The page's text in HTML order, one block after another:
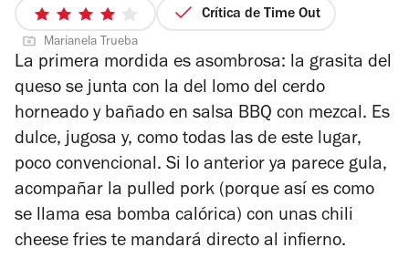
2
4
de
5
estrellas
Crítica de Time Out
Marianela Trueba
La primera mordida es asombrosa: la grasita del
queso se junta con la del lomo del cerdo
horneado y bañado en salsa BBQ con mezcal. Es
dulce, jugosa y, como todas las de este lugar,
poco convencional. Si lo anterior ya parece gula,
acompañar la pulled pork (porque así es como
se llama esa bomba calórica) con unas chili
cheese fries te mandará directo al infierno.